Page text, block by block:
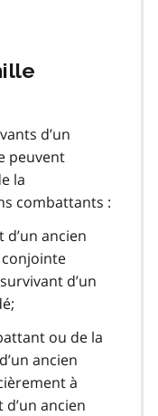
d’un
peuvent
la
combattants :
ancien
d’un
ou de la
ancien
à
d’un ancien